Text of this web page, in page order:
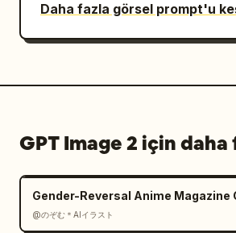
Daha fazla görsel prompt'u
GPT Image 2 için daha
Gender-Reversal Anime Magazine
@のぞむ＊AIイラスト